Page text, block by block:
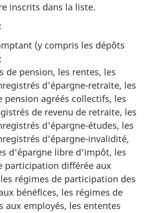
inscrits dans la liste.
(y compris les dépôts
de pension, les rentes, les
d'épargne-retraite, les
pension agréés collectifs, les
de revenu de retraite, les
d'épargne-études, les
d'épargne-invalidité,
d'épargne libre d'impôt, les
participation différée aux
régimes de participation des
bénéfices, les régimes de
aux employés, les ententes